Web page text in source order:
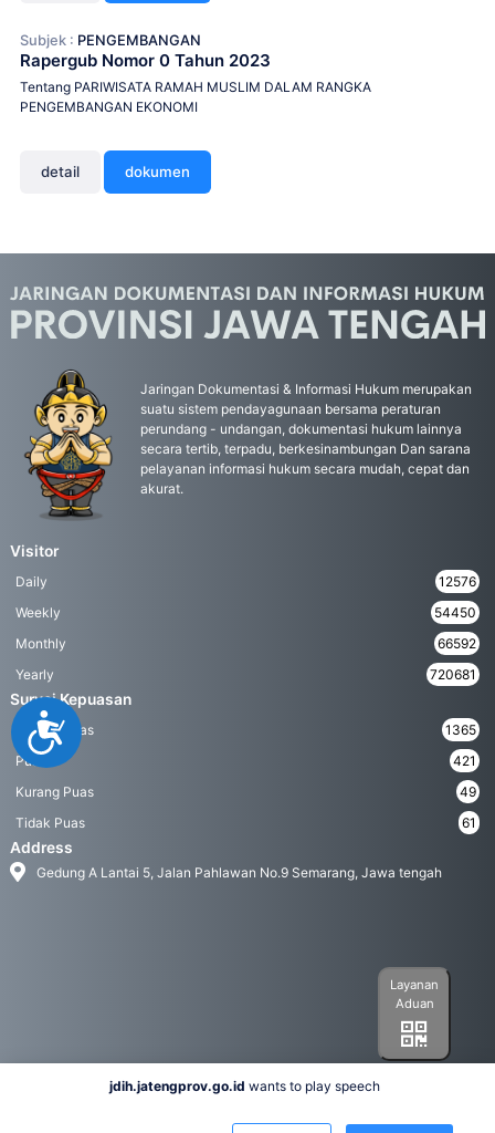
Accessibility
Subjek : PENGEMBANGAN
Rapergub Nomor 0 Tahun 2023
Tentang PARIWISATA RAMAH MUSLIM DALAM RANGKA
PENGEMBANGAN EKONOMI
detail dokumen
Jaringan Dokumentasi & Informasi Hukum merupakan
suatu sistem pendayagunaan bersama peraturan
perundang - undangan, dokumentasi hukum lainnya
secara tertib, terpadu, berkesinambungan Dan sarana
pelayanan informasi hukum secara mudah, cepat dan
akurat.
Visitor
Daily
12576
Weekly
54450
Monthly
66592
Yearly
720681
Survei Kepuasan
Sangat Puas
1365
Puas
421
Kurang Puas
49
Tidak Puas
61
Address
Gedung A Lantai 5, Jalan Pahlawan No.9 Semarang, Jawa tengah
Layanan
Aduan
jdih.jatengprov.go.id wants to play speech